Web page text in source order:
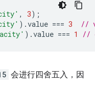
, 3);
).value === 3
//
).value === 1 //
会进行四舍五入，因